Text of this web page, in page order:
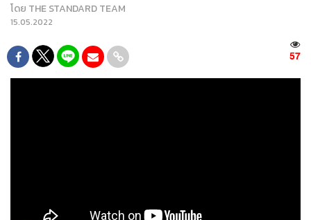
โดย THE STANDARD TEAM
15.05.2022
57